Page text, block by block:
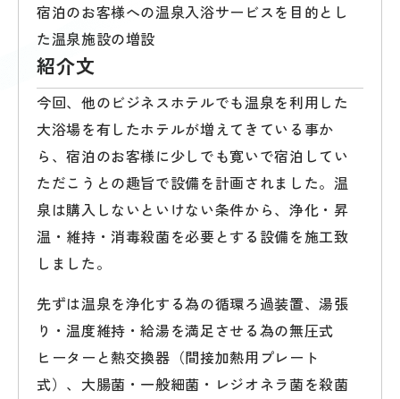
宿泊のお客様への温泉入浴サービスを目的とし
た温泉施設の増設
紹介文
今回、他のビジネスホテルでも温泉を利用した
大浴場を有したホテルが増えてきている事か
ら、宿泊のお客様に少しでも寛いで宿泊してい
ただこうとの趣旨で設備を計画されました。温
泉は購入しないといけない条件から、浄化・昇
温・維持・消毒殺菌を必要とする設備を施工致
しました。
先ずは温泉を浄化する為の循環ろ過装置、湯張
り・温度維持・給湯を満足させる為の無圧式
ヒーターと熱交換器（間接加熱用プレート
式）、大腸菌・一般細菌・レジオネラ菌を殺菌